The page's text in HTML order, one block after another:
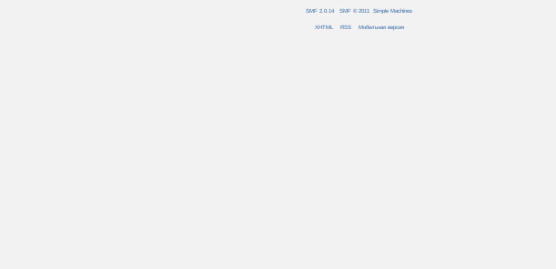
SMF 2.0.14 SMF © 2011 Simple Machines
XHTML RSS Мобильная версия